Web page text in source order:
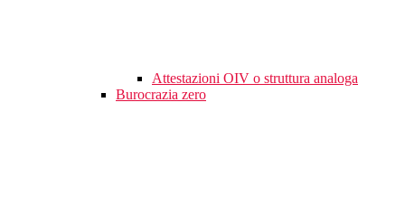
Attestazioni OIV o struttura analoga
Burocrazia zero